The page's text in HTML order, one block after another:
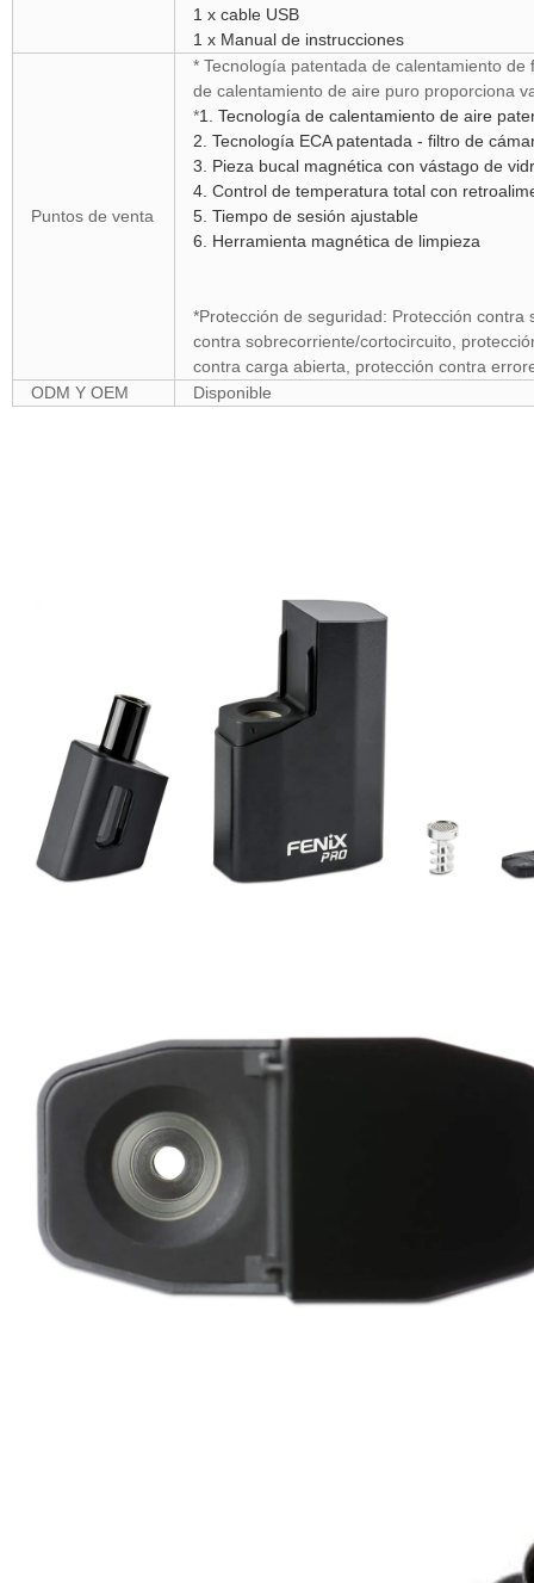
1 x cable USB
1 x Manual de instrucciones
Puntos de venta
* Tecnología patentada de calentamiento
de calentamiento de aire puro proporciona
*1. Tecnología de calentamiento de aire
2. Tecnología ECA patentada - filtro de
3. Pieza bucal magnética con vástago de
4. Control de temperatura total con
5. Tiempo de sesión ajustable
6. Herramienta magnética de limpieza
*Protección de seguridad: Protección
contra sobrecorriente/cortocircuito,
contra carga abierta, protección contra
ODM Y OEM
Disponible